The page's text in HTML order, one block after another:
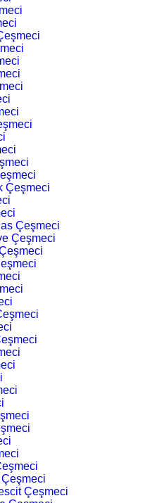
Çeşmeci
Çeşmeci
Çeşmeci
Çeşmeci
Çeşmeci